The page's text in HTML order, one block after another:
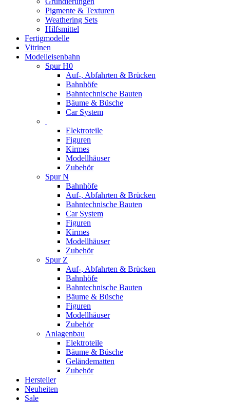
Pigmente & Texturen
Weathering Sets
Hilfsmittel
Fertigmodelle
Vitrinen
Modelleisenbahn
Spur H0
Auf-, Abfahrten & Brücken
Bahnhöfe
Bahntechnische Bauten
Bäume & Büsche
Car System
Elektroteile
Figuren
Kirmes
Modellhäuser
Zubehör
Spur N
Bahnhöfe
Auf-, Abfahrten & Brücken
Bahntechnische Bauten
Car System
Figuren
Kirmes
Modellhäuser
Zubehör
Spur Z
Auf-, Abfahrten & Brücken
Bahnhöfe
Bahntechnische Bauten
Bäume & Büsche
Figuren
Modellhäuser
Zubehör
Anlagenbau
Elektroteile
Bäume & Büsche
Geländematten
Zubehör
Hersteller
Neuheiten
Sale